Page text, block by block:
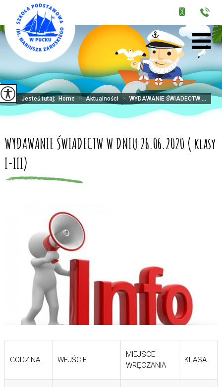
Jesteś tutaj: Home > Aktualności > WYDAWANIE ŚWIADECTW ...
WYDAWANIE ŚWIADECTW W DNIU 26.06.2020 ( klasy
I-III)
GODZINA WEJŚCIE
MIEJSCE
WRĘCZANIA
KLASA